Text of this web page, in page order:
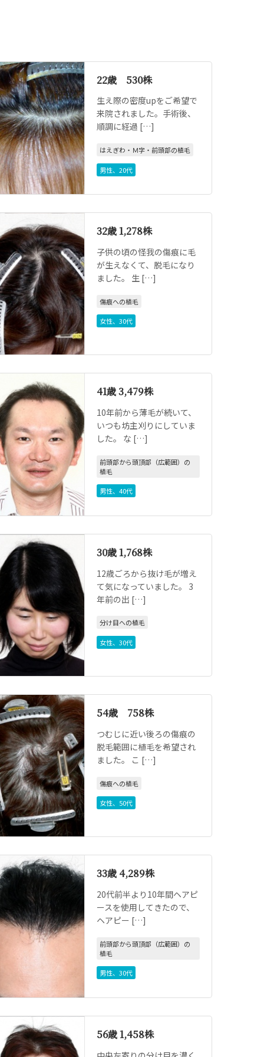
22歳 530株
生え際の密度upをご希望で
来院されました。手術後、
順調に経過 […]
はえぎわ・Ｍ字・前頭部の植毛
男性、20代
32歳 1,278株
子供の頃の怪我の傷痕に毛
が生えなくて、脱毛になり
ました。 生 […]
傷痕への植毛
女性、30代
41歳 3,479株
10年前から薄毛が続いて、
いつも坊主刈りにしていま
した。 な […]
前頭部から頭頂部（広範囲）の
植毛
男性、40代
30歳 1,768株
12歳ごろから抜け毛が増え
て気になっていました。 3
年前の出 […]
分け目への植毛
女性、30代
54歳 758株
つむじに近い後ろの傷痕の
脱毛範囲に植毛を希望され
ました。 こ […]
傷痕への植毛
女性、 50代
33歳 4,289株
20代前半より10年間ヘアピ
ースを使用してきたので、
ヘアピー […]
前頭部から頭頂部（広範囲）の
植毛
男性、30代
56歳 1,458株